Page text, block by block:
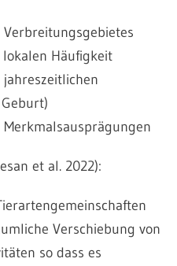
Häufigkeit
et al. 2022):
Verschiebung von
so dass es